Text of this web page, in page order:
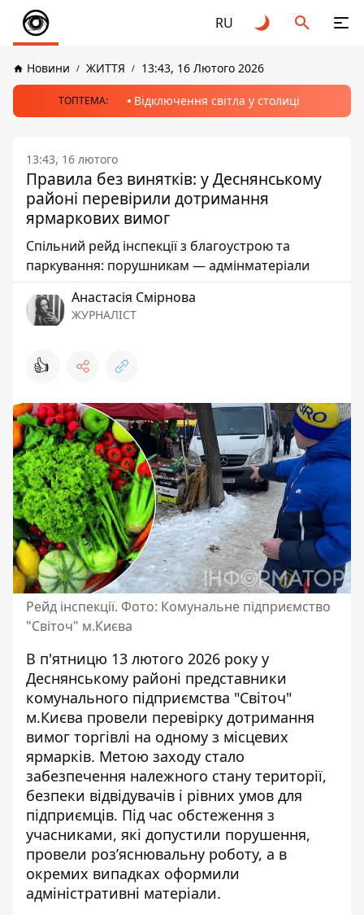
RU
Новини ЖИТТЯ 13:43, 16 Лютого 2026
ТОПТЕМА: Відключення світла у столиці
13:43, 16 лютого
Правила без винятків: у Деснянському
районі перевірили дотримання
ярмаркових вимог
Спільний рейд інспекції з благоустрою та
паркування: порушникам — адмінматеріали
Анастасія Смірнова
ЖУРНАЛІСТ
👍
Рейд інспекції. Фото: Комунальне підприємство
"Світоч" м.Києва
В п'ятницю 13 лютого 2026 року у
Деснянському районі представники
комунального підприємства "Світоч"
м.Києва провели перевірку дотримання
вимог торгівлі на одному з місцевих
ярмарків. Метою заходу стало
забезпечення належного стану території,
безпеки відвідувачів і рівних умов для
підприємців. Під час обстеження з
учасниками, які допустили порушення,
провели роз’яснювальну роботу, а в
окремих випадках оформили
адміністративні матеріали.